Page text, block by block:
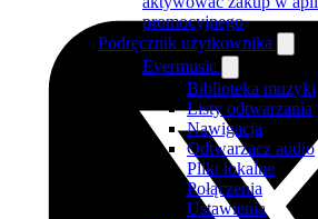
promocyjnego
Podręcznik użytkownika
Evermusic
Biblioteka muzyki
Listy odtwarzania
Nawigacja
Odtwarzacz audio
Pliki lokalne
Połączenia
Ustawienia